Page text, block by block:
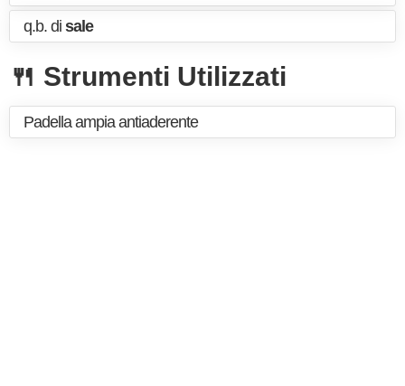
q.b. di sale
🍴 Strumenti Utilizzati
Padella ampia antiaderente